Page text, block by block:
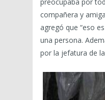
preocupaba por
compañera y
agregó que “eso
una persona.
por la jefatura de